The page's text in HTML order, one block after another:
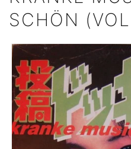
SCHÖN
商品情
報にス
キップ